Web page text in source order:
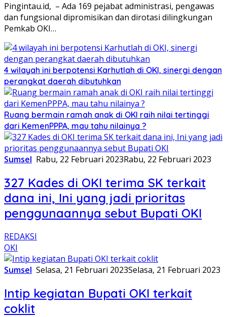
Pingintau.id, – Ada 169 pejabat administrasi, pengawas
dan fungsional dipromisikan dan dirotasi dilingkungan
Pemkab OKI…
4 wilayah ini berpotensi Karhutlah di OKI, sinergi dengan
perangkat daerah dibutuhkan
Ruang bermain ramah anak di OKI raih nilai tertinggi
dari KemenPPPA, mau tahu nilainya ?
Sumsel Rabu, 22 Februari 2023Rabu, 22 Februari 2023
327 Kades di OKI terima SK terkait
dana ini, Ini yang jadi prioritas
penggunaannya sebut Bupati OKI
REDAKSI
OKI
Sumsel Selasa, 21 Februari 2023Selasa, 21 Februari 2023
Intip kegiatan Bupati OKI terkait
coklit